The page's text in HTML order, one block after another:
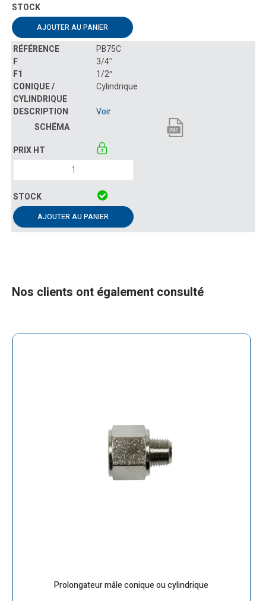
AJOUTER AU PANIER
PB75C
3/4’’
1/2″
Cylindrique
Voir
AJOUTER AU PANIER
Nos clients ont également consulté
Prolongateur mâle conique ou cylindrique